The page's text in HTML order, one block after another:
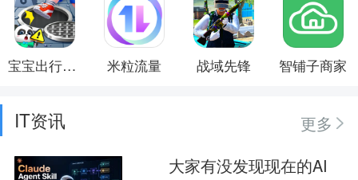
宝宝出行安全 米粒流量 战域先锋 智铺子商家
IT资讯
更多
大家有没发现现在的AI